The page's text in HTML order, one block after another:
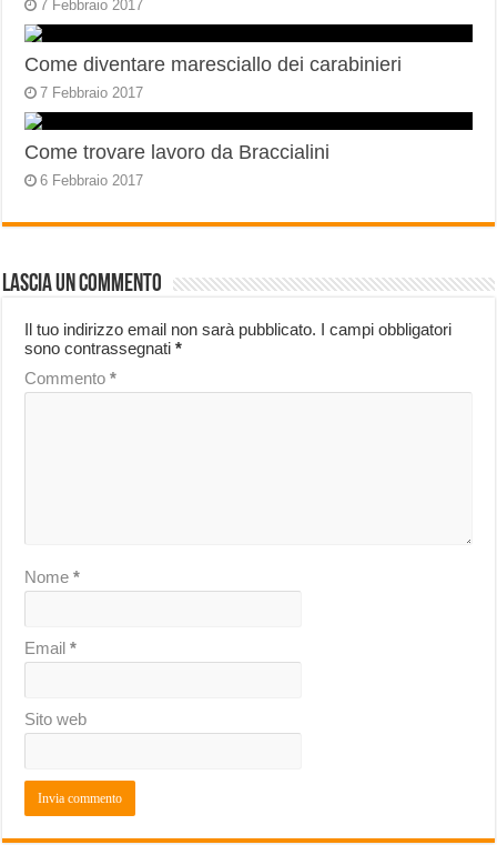
7 Febbraio 2017
Come diventare maresciallo dei carabinieri
7 Febbraio 2017
Come trovare lavoro da Braccialini
6 Febbraio 2017
Lascia un commento
Il tuo indirizzo email non sarà pubblicato. I campi obbligatori
sono contrassegnati*
Commento*
Nome*
Email*
Sito web